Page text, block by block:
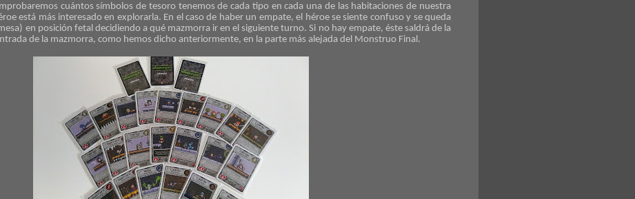
cuántos símbolos de tesoro tenemos de cada tipo en cada una de las habitaciones de nuestra
está más interesado en explorarla. En el caso de haber un empate, el héroe se siente confuso y se queda
en posición fetal decidiendo a qué mazmorra ir en el siguiente turno. Si no hay empate, éste saldrá de la
de la mazmorra, como hemos dicho anteriormente, en la parte más alejada del Monstruo Final.